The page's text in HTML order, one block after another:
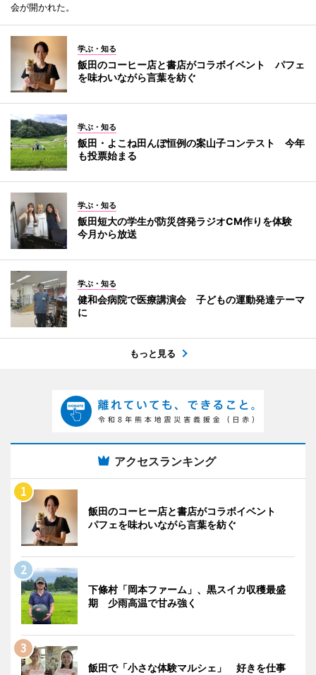
会が開かれた。
学ぶ・知る
飯田のコーヒー店と書店がコラボイベント パフェ
を味わいながら言葉を紡ぐ
学ぶ・知る
飯田・よこね田んぼ恒例の案山子コンテスト 今年
も投票始まる
学ぶ・知る
飯田短大の学生が防災啓発ラジオCM作りを体験
今月から放送
学ぶ・知る
健和会病院で医療講演会 子どもの運動発達テーマ
に
もっと見る
アクセスランキング
飯田のコーヒー店と書店がコラボイベント
パフェを味わいながら言葉を紡ぐ
下條村「岡本ファーム」、黒スイカ収穫最盛
期 少雨高温で甘み強く
飯田で「小さな体験マルシェ」 好きを仕事